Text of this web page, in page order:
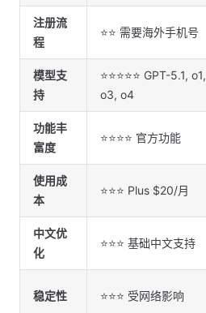
注册流
程
⭐⭐ 需要海外手机号
模型支
持
⭐⭐⭐⭐⭐ GPT-5.1, o1,
o3, o4
功能丰
富度
⭐⭐⭐⭐ 官方功能
使用成
本
⭐⭐⭐ Plus $20/月
中文优
化
⭐⭐⭐ 基础中文支持
稳定性 ⭐⭐⭐ 受网络影响